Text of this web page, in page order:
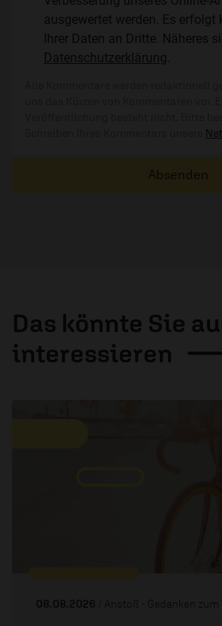
ausgewertet werden. Es erfolgt
Ihrer Daten an Dritte. Näheres
Datenschutzerklärung
Absenden
Das könnte Sie
interessieren
08.08.2026 / Anstoß - Gedanken zum